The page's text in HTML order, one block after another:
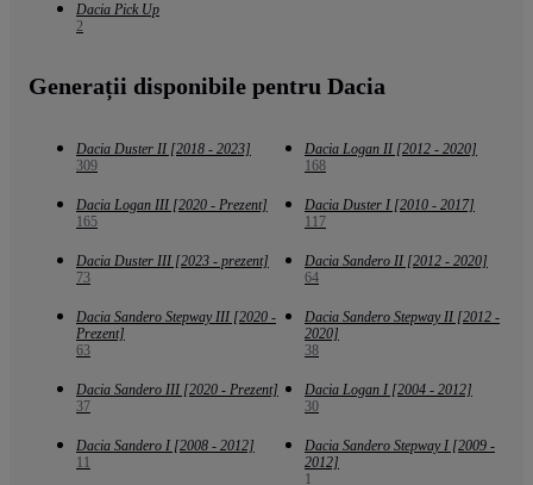
Dacia Pick Up
2
Generații disponibile pentru Dacia
Dacia Duster II [2018 - 2023]
309
Dacia Logan II [2012 - 2020]
168
Dacia Logan III [2020 - Prezent]
165
Dacia Duster I [2010 - 2017]
117
Dacia Duster III [2023 - prezent]
73
Dacia Sandero II [2012 - 2020]
64
Dacia Sandero Stepway III [2020 -
Prezent]
63
Dacia Sandero Stepway II [2012 -
2020]
38
Dacia Sandero III [2020 - Prezent]
37
Dacia Logan I [2004 - 2012]
30
Dacia Sandero I [2008 - 2012]
11
Dacia Sandero Stepway I [2009 -
2012]
1